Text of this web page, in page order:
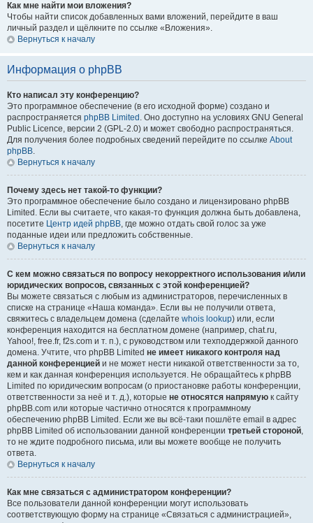
Как мне найти мои вложения?
Чтобы найти список добавленных вами вложений, перейдите в ваш
личный раздел и щёлкните по ссылке «Вложения».
Вернуться к началу
Информация о phpBB
Кто написал эту конференцию?
Это программное обеспечение (в его исходной форме) создано и
распространяется phpBB Limited . Оно доступно на условиях GNU General
Public Licence, версии 2 (GPL-2.0) и может свободно распространяться.
Для получения более подробных сведений перейдите по ссылке About
phpBB.
Вернуться к началу
Почему здесь нет такой-то функции?
Это программное обеспечение было создано и лицензировано phpBB
Limited. Если вы считаете, что какая-то функция должна быть добавлена,
посетите Центр идей phpBB, где можно отдать свой голос за уже
поданные идеи или предложить собственные.
Вернуться к началу
С кем можно связаться по вопросу некорректного использования и/или
юридических вопросов, связанных с этой конференцией?
Вы можете связаться с любым из администраторов, перечисленных в
списке на странице «Наша команда». Если вы не получили ответа,
свяжитесь с владельцем домена (сделайте whois lookup) или, если
конференция находится на бесплатном домене (например, chat.ru,
Yahoo!, free.fr, f2s.com и т. п.), с руководством или техподдержкой данного
домена. Учтите, что phpBB Limited не имеет никакого контроля над
данной конференцией и не может нести никакой ответственности за то,
кем и как данная конференция используется. Не обращайтесь к phpBB
Limited по юридическим вопросам (о приостановке работы конференции,
ответственности за неё и т. д.), которые не относятся напрямую к сайту
phpBB.com или которые частично относятся к программному
обеспечению phpBB Limited. Если же вы всё-таки пошлёте email в адрес
phpBB Limited об использовании данной конференции третьей стороной,
то не ждите подробного письма, или вы можете вообще не получить
ответа.
Вернуться к началу
Как мне связаться с администратором конференции?
Все пользователи данной конференции могут использовать
соответствующую форму на странице «Связаться с администрацией»,